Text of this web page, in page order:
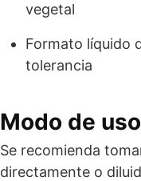
vegetal
Formato líquido
tolerancia
Modo de uso
Se recomienda
directamente o